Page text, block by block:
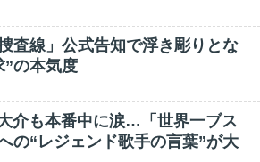
査線」公式告知で浮き彫りとな
”の本気度
介も本番中に涙…「世界一ブス
の“レジェンド歌手の言葉”が大